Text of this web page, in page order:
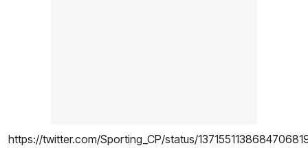
https://twitter.com/Sporting_CP/status/